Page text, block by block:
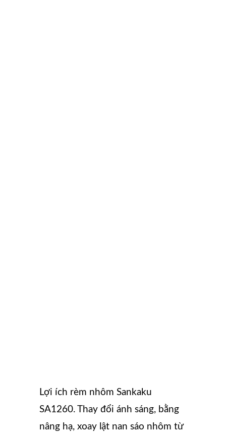
Lợi ích rèm nhôm Sankaku
SA1260. Thay đổi ánh sáng, bằng
nâng hạ, xoay lật nan sáo nhôm từ